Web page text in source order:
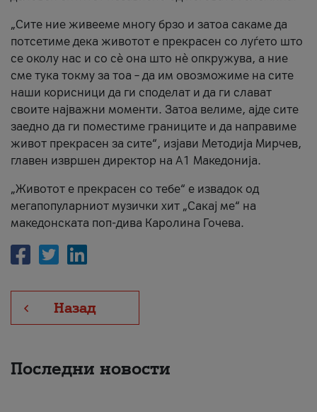
„Сите ние живееме многу брзо и затоа сакаме да
потсетиме дека животот е прекрасен со луѓето што
се околу нас и со сè она што нè опкружува, а ние
сме тука токму за тоа – да им овозможиме на сите
наши корисници да ги споделат и да ги слават
своите најважни моменти. Затоа велиме, ајде сите
заедно да ги поместиме границите и да направиме
живот прекрасен за сите“, изјави Методија Мирчев,
главен извршен директор на А1 Македонија.
„Животот е прекрасен со тебе“ е извадок од
мегапопуларниот музички хит „Сакај ме“ на
македонската поп-дива Каролина Гочева.
Назад
Последни новости